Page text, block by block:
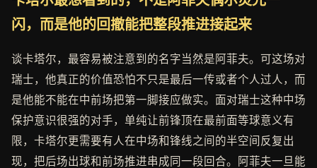
闪，而是他的回撤能把整段推进接起来
谈卡塔尔，最容易被注意到的名字当然是阿菲夫。可这场对
瑞士，他真正的价值恐怕不只是最后一传或者个人过人，而
是他能不能在中前场把第一脚接应做实。面对瑞士这种中场
保护意识很强的对手，单纯让前锋顶在最前面等球意义有
限，卡塔尔更需要有人在中场和锋线之间的半空间反复出
现，把后场出球和前场推进串成同一段回合。阿菲夫一旦能